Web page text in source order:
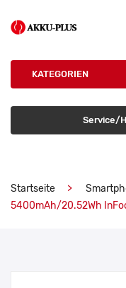
KATEGORIEN
Service/
Startseite
5400mAh/20.52Wh